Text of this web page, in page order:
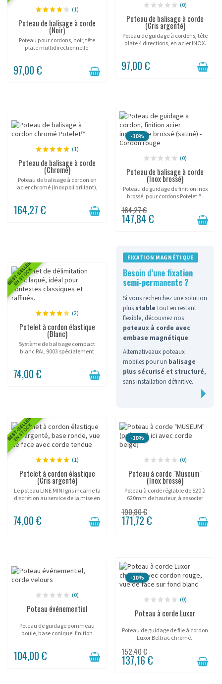
(1)
Poteau de balisage à corde
(Noir)
Poteau pour cordons, noir, tête
plate multidirectionnelle.
97,00 €
(0)
Poteau de balisage à corde
(Gris argenté)
Poteau de guidage à cordons, tête
plate 4 directions, en acier INOX.
97,00 €
(1)
Poteau de balisage à corde
(Chromé)
Poteau de balisage à cordon en
acier chromé (Inox poli brillant),
(cordon à commander
164,27 €
-10%
(0)
Poteau de balisage à corde
(Inox brossé)
Poteau de guidage de finition inox
brossé, pour cordons Potelet ® .
164,27 €
147,84 €
BEST-SELLER
EN STOCK
(2)
Potelet à cordon élastique
(Blanc)
Système de balisage compact
blanc RAL 9003 spécialement
d'objets de prestige. Avec sa
hauteur de 45cm, ce modèle
74,00 €
FIXATION MAGNÉTIQUE
Besoin d’une fixation
semi-permanente ?
Si vous recherchez une solution
plus stable tout en restant
flexible, découvrez nos
poteaux à corde avec
embase magnétique.
Alternativeaux poteaux
mobiles pour un balisage
plus sécurisé et structuré,
sans installation définitive.
BEST-SELLER
EN STOCK
(1)
Potelet à cordon élastique
(Gris argenté)
Le poteau LINE MINI gris incarne la
discrétion au service de la mise en
séparation subtile autour de vos...
74,00 €
-10%
(0)
Poteau à corde "Museum"
(Inox brossé)
Poteau à corde réglable de 520 à
620mm de hauteur, à associer
avec cordons Ø38mm. Esthétique
et aux finitions particulèrement
remarquables, le poteau Museum
190,80 €
171,72 €
(0)
Poteau événementiel
Poteau de guidage pommeau
boule, base conique, finition
dorée, pour cordons.
104,00 €
-10%
(0)
Poteau à corde Luxor
Poteau de guidage de file à cordon
Luxor Beltrac chromé.
152,40 €
137,16 €